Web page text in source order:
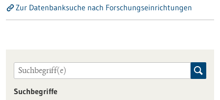
Zur Datenbanksuche nach Forschungseinrichtungen
Suchbegriffe